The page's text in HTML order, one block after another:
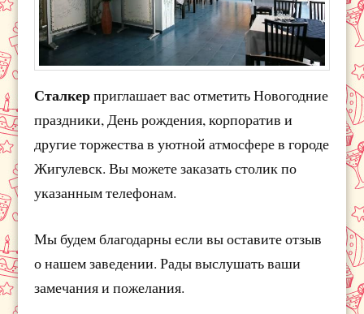
Сталкерприглашает вас отметить Новогодние
праздники, День рождения, корпоратив и
другие торжества в уютной атмосфере в городе
Жигулевск. Вы можете заказать столик по
указанным телефонам.
Мы будем благодарны если вы оставите отзыв
о нашем заведении. Рады выслушать ваши
замечания и пожелания.